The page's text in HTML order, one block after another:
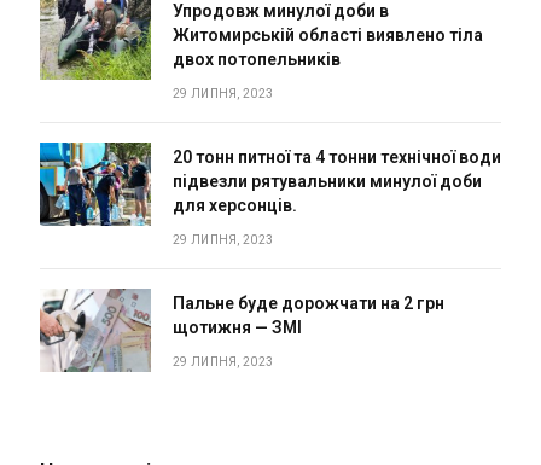
Упродовж минулої доби в
Житомирській області виявлено тіла
двох потопельників
29 ЛИПНЯ, 2023
20 тонн питної та 4 тонни технічної води
підвезли рятувальники минулої доби
для херсонців.
29 ЛИПНЯ, 2023
Пальне буде дорожчати на 2 грн
щотижня — ЗМІ
29 ЛИПНЯ, 2023